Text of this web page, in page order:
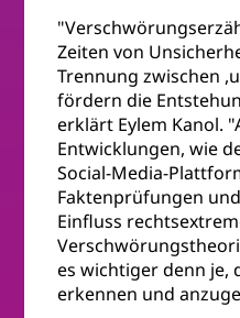
Zeiten von
Trennung zwischen
fördern die
erklärt Eylem Kanol.
Entwicklungen, wie
Social-Media-
Faktenprüfungen
Einfluss
es wichtiger denn je,
erkennen und